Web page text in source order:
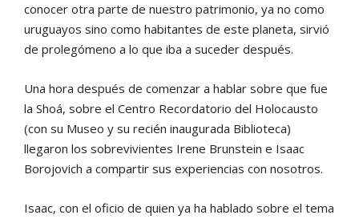
conocer otra parte de nuestro patrimonio, ya no como
uruguayos sino como habitantes de este planeta, sirvió
de prolegómeno a lo que iba a suceder después.
Una hora después de comenzar a hablar sobre que fue
la Shoá, sobre el Centro Recordatorio del Holocausto
(con su Museo y su recién inaugurada Biblioteca)
llegaron los sobrevivientes Irene Brunstein e Isaac
Borojovich a compartir sus experiencias con nosotros.
Isaac, con el oficio de quien ya ha hablado sobre el tema